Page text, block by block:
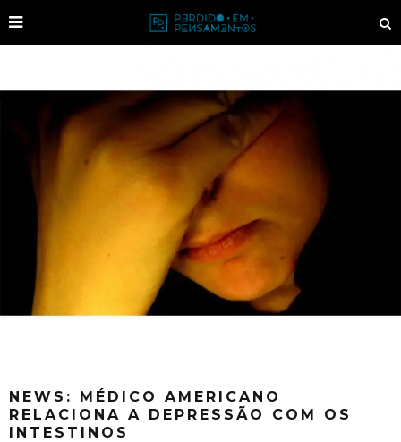
NEWS: MÉDICO AMERICANO
RELACIONA A DEPRESSÃO COM OS
INTESTINOS